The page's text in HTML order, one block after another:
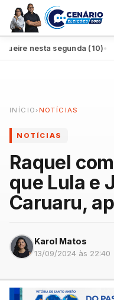
nesta segunda (10)●
INÍCIO › NOTÍCIAS
NOTÍCIAS
Raquel
que Lula e
Caruaru,
Karol Matos
13/09/2024 às 22:40